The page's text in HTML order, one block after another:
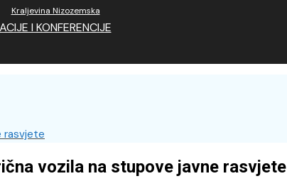
Kraljevina Nizozemska
I KONFERENCIJE
rasvjete
vozila na stupove javne rasvjete